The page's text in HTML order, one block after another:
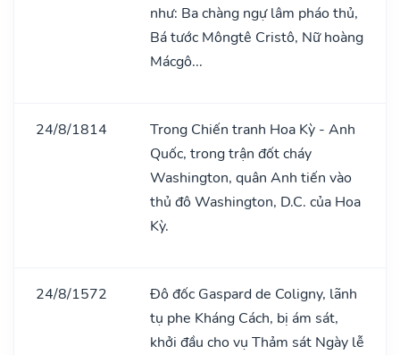
như: Ba chàng ngự lâm pháo thủ,
Bá tước Môngtê Cristô, Nữ hoàng
Mácgô...
24/8/1814
Trong Chiến tranh Hoa Kỳ - Anh
Quốc, trong trận đốt cháy
Washington, quân Anh tiến vào
thủ đô Washington, D.C. của Hoa
Kỳ.
24/8/1572
Đô đốc Gaspard de Coligny, lãnh
tụ phe Kháng Cách, bị ám sát,
khởi đầu cho vụ Thảm sát Ngày lễ